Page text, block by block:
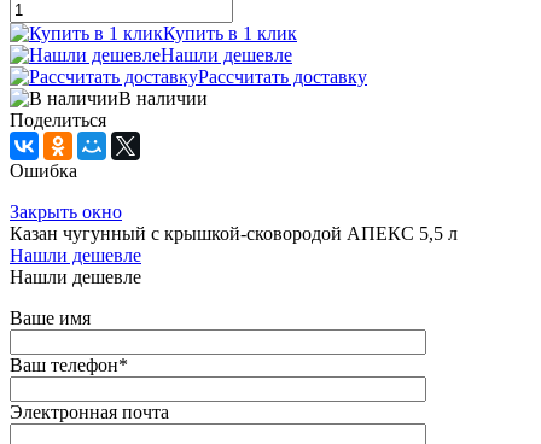
Купить в 1 клик
Нашли дешевле
Рассчитать доставку
В наличии
Поделиться
Ошибка
Закрыть окно
Казан чугунный с крышкой-сковородой АПЕКС 5,5 л
Нашли дешевле
Нашли дешевле
Ваше имя
Ваш телефон*
Электронная почта